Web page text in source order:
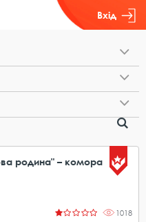
Вхід
родина" – комора
1018